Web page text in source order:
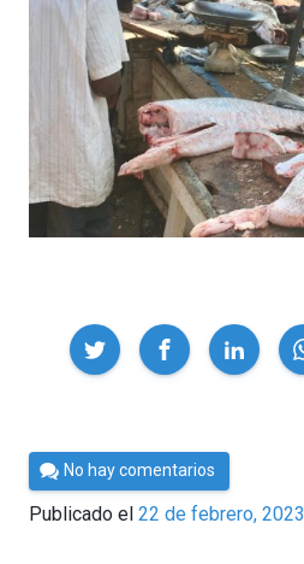
Compartir
Por
César
Tomé
No hay comentarios
Publicado el 22 de febrero, 2023